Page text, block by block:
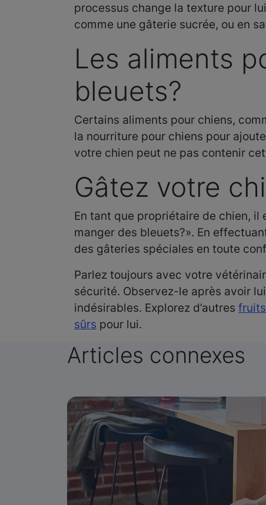
processus change la texture pour
comme une gâterie sucrée, ou en
Les aliments
bleuets?
Certains aliments pour chiens,
la nourriture pour chiens pour
votre chien peut ne pas contenir
Gâtez votre
En tant que propriétaire de chien,
manger des bleuets?». En
des gâteries spéciales en toute
Parlez toujours avec votre
sécurité. Observez-le après avoir
indésirables. Explorez d’autres
sûrs pour lui.
Articles connexes